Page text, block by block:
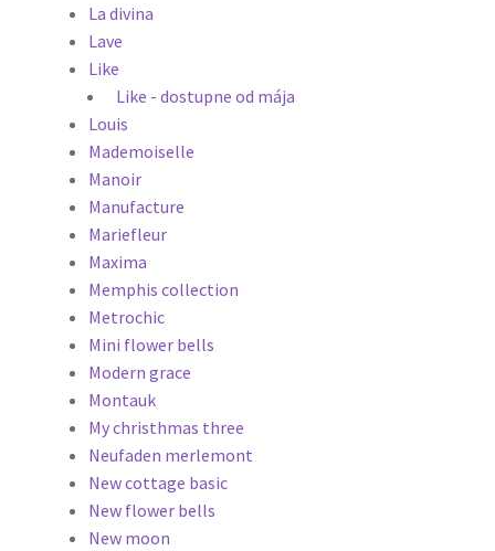
La divina
Lave
Like
Like - dostupne od mája
Louis
Mademoiselle
Manoir
Manufacture
Mariefleur
Maxima
Memphis collection
Metrochic
Mini flower bells
Modern grace
Montauk
My christhmas three
Neufaden merlemont
New cottage basic
New flower bells
New moon